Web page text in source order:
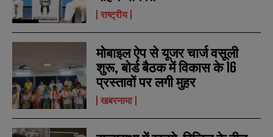
*
m
a
i
l
N
b
r
s
SUBMIT
*
m
a
i
l
N
b
r
s
SUBMIT
राष्ट्रीय
मोबाइल ऐप से यूजर चार्ज वसूली
शुरू, बोर्ड बैठक में विकास के 16
प्रस्तावों पर लगी मुहर
खबरनामा